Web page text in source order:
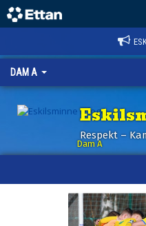
DAM A
Respekt –
Dam A